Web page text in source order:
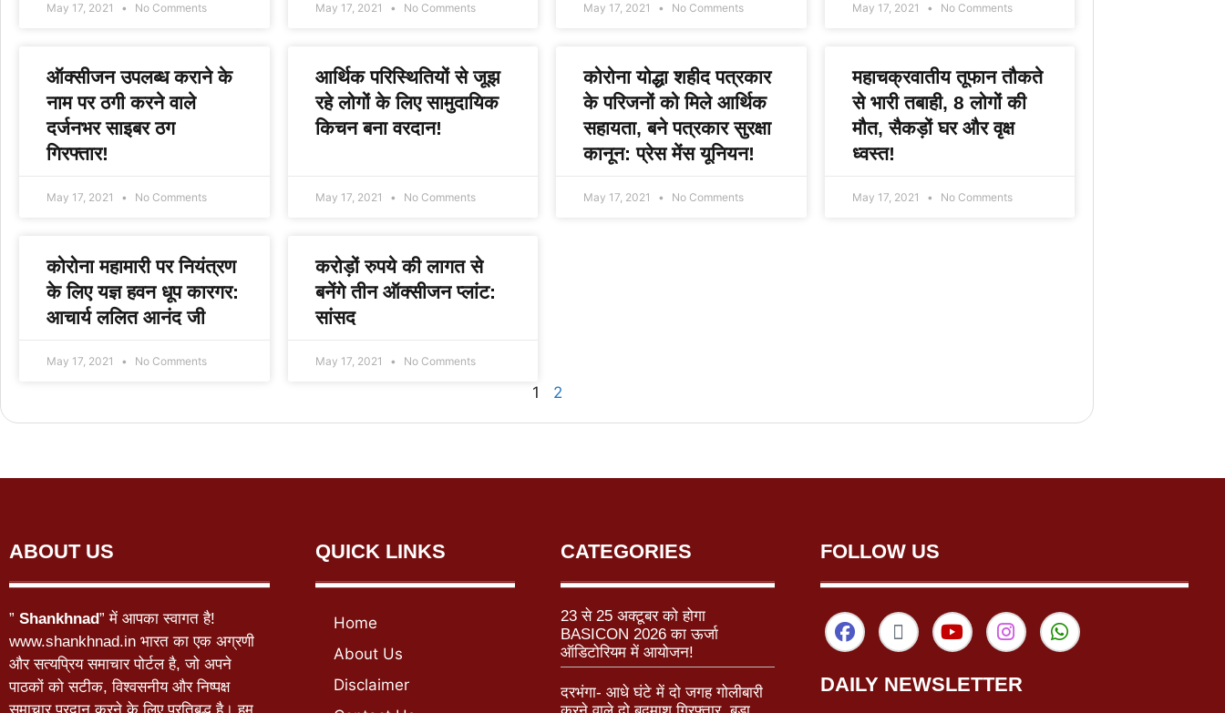
May 17, 2021 No Comments May 17, 2021 No Comments May 17, 2021 No Comments May 17, 2021 No Comments
ऑक्सीजन उपलब्ध कराने के
नाम पर ठगी करने वाले
दर्जनभर साइबर ठग
गिरफ्तार!
May 17, 2021 No Comments
आर्थिक परिस्थितियों से जूझ
रहे लोगों के लिए सामुदायिक
किचन बना वरदान!
May 17, 2021 No Comments
कोरोना योद्धा शहीद पत्रकार
के परिजनों को मिले आर्थिक
सहायता, बने पत्रकार सुरक्षा
कानून: प्रेस मेंस यूनियन!
May 17, 2021 No Comments
महाचक्रवातीय तूफान तौकते
से भारी तबाही, 8 लोगों की
मौत, सैकड़ों घर और वृक्ष
ध्वस्त!
May 17, 2021 No Comments
कोरोना महामारी पर नियंत्रण
के लिए यज्ञ हवन धूप कारगर:
आचार्य ललित आनंद जी
May 17, 2021 No Comments
करोड़ों रुपये की लागत से
बनेंगे तीन ऑक्सीजन प्लांट:
सांसद
May 17, 2021 No Comments
1 2
ABOUT US
” Shankhnad” में आपका स्वागत है!
www.shankhnad.in भारत का एक अग्रणी
और सत्यप्रिय समाचार पोर्टल है, जो अपने
पाठकों को सटीक, विश्वसनीय और निष्पक्ष
QUICK LINKS
Home
About Us
Disclaimer
CATEGORIES
23 से 25 अक्टूबर को होगा
BASICON 2026 का ऊर्जा
ऑडिटोरियम में आयोजन!
दरभंगा- आधे घंटे में दो जगह गोलीबारी
FOLLOW US
DAILY NEWSLETTER